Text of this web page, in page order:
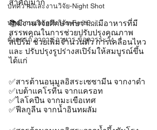
บทความและงานวิจัย-Night Shot
บทความและงานวิจัย-Ferti9oil
ตั้งครรภ์ อาการ อาหาร ข้อควรระวัง
สำคัญมาก
📚มีงานวิจัยศึกษาพบว่า.....มีอาหารที่มี
สรรพคุณในการช่วยปรับปรุงคุณภาพ
สเปิร์ม ช่วยเพิ่มจำนวนตัว การเคลื่อนไหว
และ ปรับปรุงรูปร่างสเปิร์มให้สมบูรณ์ขึ้น
ได้แก่
✅สารต้านอนุมูลอิสระเซซามีน จากงาดำ
✅เบต้าแคโรทีน จากแครอท
✅ไลโคปีน จากมะเขือเทศ
✅ฟีลกูลีน จากน้ำอินทผลัม